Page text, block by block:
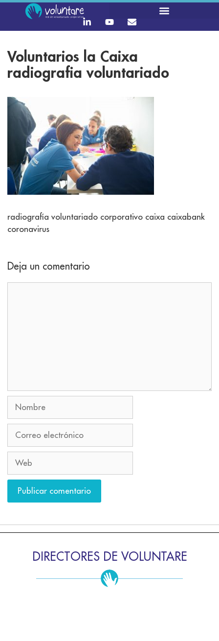
Voluntarios la Caixa
radiografia voluntariado
radiografía voluntariado corporativo caixa caixabank
coronavirus
Deja un comentario
DIRECTORES DE VOLUNTARE